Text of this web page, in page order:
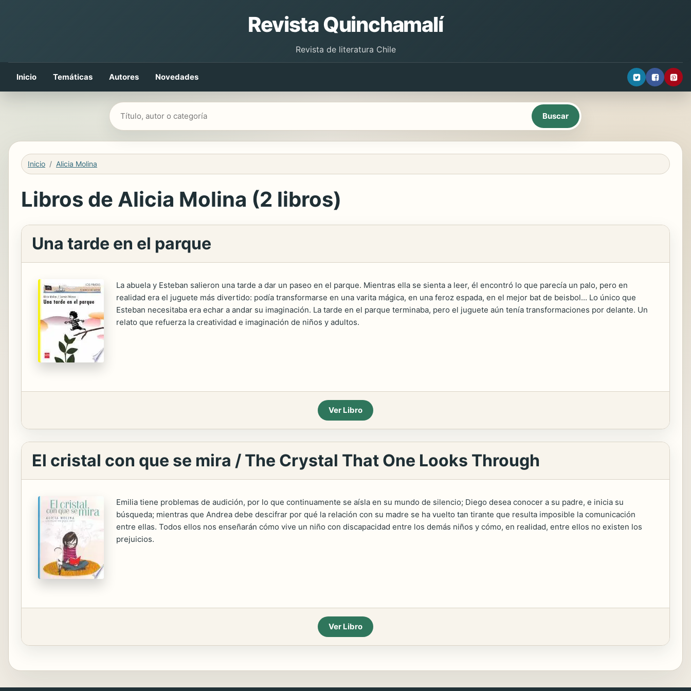
Revista Quinchamalí
Revista de literatura Chile
Inicio Temáticas Autores Novedades
Buscar libros
Inicio Alicia Molina
Libros de Alicia Molina (2 libros)
Una tarde en el parque
La abuela y Esteban salieron una tarde a dar un paseo en el parque. Mientras ella se sienta a leer, él encontró lo que parecía un palo, pero en
realidad era el juguete más divertido: podía transformarse en una varita mágica, en una feroz espada, en el mejor bat de beisbol... Lo único que
Esteban necesitaba era echar a andar su imaginación. La tarde en el parque terminaba, pero el juguete aún tenía transformaciones por delante. Un
relato que refuerza la creatividad e imaginación de niños y adultos.
Ver Libro
El cristal con que se mira / The Crystal That One Looks Through
Emilia tiene problemas de audición, por lo que continuamente se aísla en su mundo de silencio; Diego desea conocer a su padre, e inicia su
búsqueda; mientras que Andrea debe descifrar por qué la relación con su madre se ha vuelto tan tirante que resulta imposible la comunicación
entre ellas. Todos ellos nos enseñarán cómo vive un niño con discapacidad entre los demás niños y cómo, en realidad, entre ellos no existen los
prejuicios.
Ver Libro